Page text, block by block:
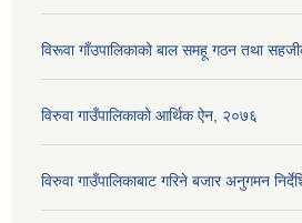
विरूवा गाँउपालिकाको बाल समहू गठन तथा
विरुवा गाउँपालिकाको आर्थिक ऐन, २०७६
विरुवा गाउँपालिकाबाट गरिने बजार अनुगमन